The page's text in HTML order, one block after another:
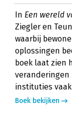
In Een wereld
Ziegler en
waarbij
oplossingen
boek laat zien
instituties
Boek bekijken